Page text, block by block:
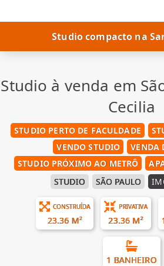
Studio compacto na
Studio à venda em
Cecilia
STUDIO PERTO DE FACULDADE
VENDO STUDIO
VENDA
STUDIO PRÓXIMO AO METRÔ
STUDIO
SÃO PAULO
CONSTRUÍDA
23.36 M²
PRIVATIVA
23.36 M²
1 BANHEIRO